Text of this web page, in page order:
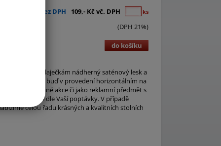
90,- Kč bez DPH 109,- Kč vč. DPH ks
(DPH 21%)
do košíku
m2, dávající vlaječkám nádherný saténový lesk a
vyhotoveny buď v provedení horizontálním na
svatby a jiné akce či jako reklamní předmět s
přesně dle Vaší poptávky. V případě
celou řadu krásných a kvalitních stolních